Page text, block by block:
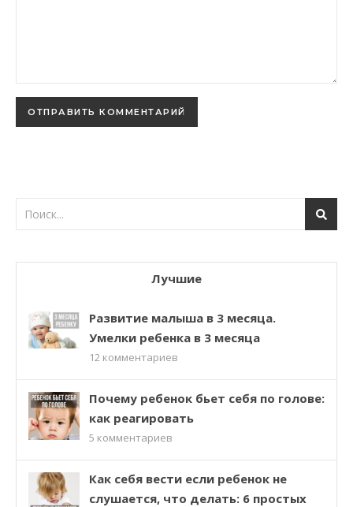
Лучшие
Развитие малыша в 3 месяца.
Умелки ребенка в 3 месяца
12 комментариев
Почему ребенок бьет себя по голове:
как реагировать
5 комментариев
Как себя вести если ребенок не
слушается, что делать: 6 простых